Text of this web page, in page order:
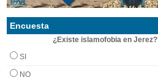
Encuesta
¿Existe islamofobia en Jerez?
SI
NO